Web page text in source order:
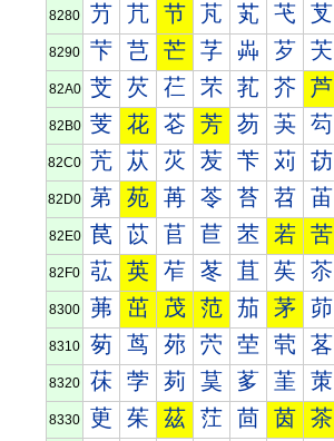
8280 芀 芁 节 芃 芄 芅 芆
8290 芐 芑 芒 芓 芔 芕 芖
82A0 芠 芡 芢 芣 芤 芥 芦
82B0 芰 花 芲 芳 芴 芵 芶
82C0 苀 苁 苂 苃 苄 苅 苆
82D0 苐 苑 苒 苓 苔 苕 苖
82E0 苠 苡 苢 苣 苤 若 苦
82F0 苰 英 苲 苳 苴 苵 苶
8300 茀 茁 茂 范 茄 茅 茆
8310 茐 茑 茒 茓 茔 茕 茖
8320 茠 茡 茢 茣 茤 茥 茦
8330 茰 茱 茲 茳 茴 茵 茶